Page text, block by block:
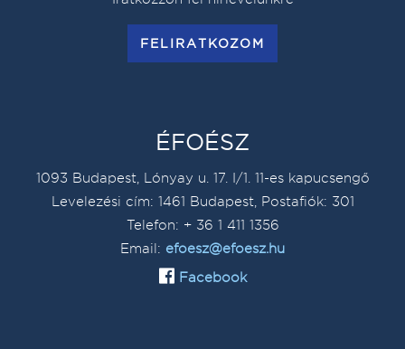
FELIRATKOZOM
ÉFOÉSZ
1093 Budapest, Lónyay u. 17. I/1. 11-es kapucsengő
Levelezési cím: 1461 Budapest, Postafiók: 301
Telefon: + 36 1 411 1356
Email: efoesz@efoesz.hu
Facebook